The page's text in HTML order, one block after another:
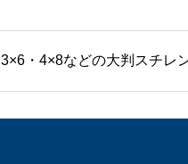
3×6・4×8などの大判スチレ